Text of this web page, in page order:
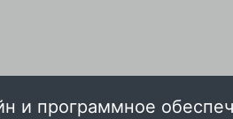
лигнина
и программное